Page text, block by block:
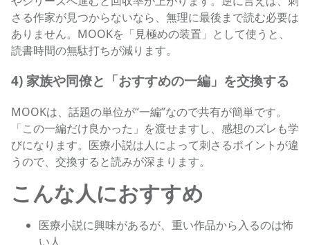
さる作家が見つからないなら、無理に最後まで読む必要は
ありません。MOOKを「見極めの装置」として使うと、
読書時間の無駄打ちが減ります。
4) 家族や同僚と「おすすめの一編」を交換する
MOOKは、話題の単位が“一編”なので共有が簡単です。
「この一編だけ良かった」を渡せますし、感想のズレも学
びになります。医療小説は人によって刺さるポイントが違
うので、交換すると読みが深まります。
こんな人におすすめ
医療小説に興味があるが、重い作品から入るのは怖
い人